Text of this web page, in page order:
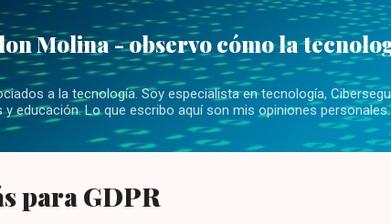
Ir al contenido principal
Molina - observo cómo la
a la tecnología. Soy especialista en tecnología,
educación. Lo que escribo aquí son mis opiniones personales.
para GDPR